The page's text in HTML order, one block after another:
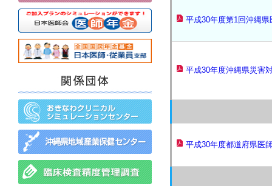
平成30年度第1回沖縄
平成30年度沖縄県災害
平成30年度都道府県医